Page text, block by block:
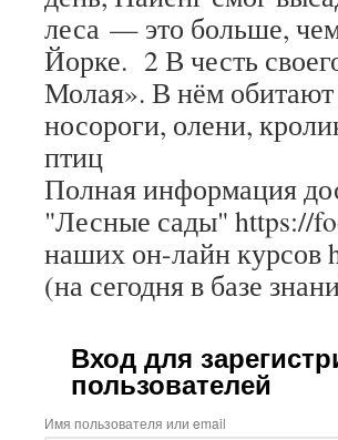
леса — это больше,
Йорке. 2 В честь
Молая». В нём обитают
носороги, олени,
птиц
Полная информация
"Лесные сады" https://
наших он-лайн курсов
(на сегодня в базе
Вход для
пользователей
Имя пользователя или email